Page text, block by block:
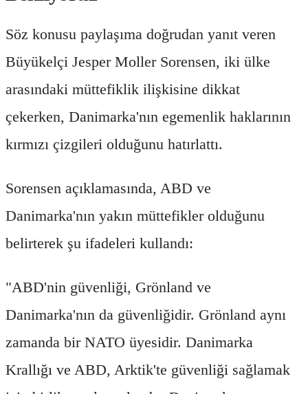
Söz konusu paylaşıma doğrudan yanıt veren
Büyükelçi Jesper Moller Sorensen, iki ülke
arasındaki müttefiklik ilişkisine dikkat
çekerken, Danimarka'nın egemenlik haklarının
kırmızı çizgileri olduğunu hatırlattı.
Sorensen açıklamasında, ABD ve
Danimarka'nın yakın müttefikler olduğunu
belirterek şu ifadeleri kullandı:
"ABD'nin güvenliği, Grönland ve
Danimarka'nın da güvenliğidir. Grönland aynı
zamanda bir NATO üyesidir. Danimarka
Krallığı ve ABD, Arktik'te güvenliği sağlamak